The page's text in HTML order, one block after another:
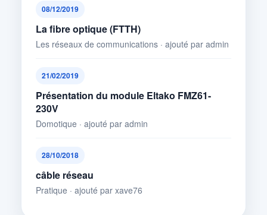
08/12/2019
La fibre optique (FTTH)
Les réseaux de communications · ajouté par admin
21/02/2019
Présentation du module Eltako FMZ61-
230V
Domotique · ajouté par admin
28/10/2018
câble réseau
Pratique · ajouté par xave76